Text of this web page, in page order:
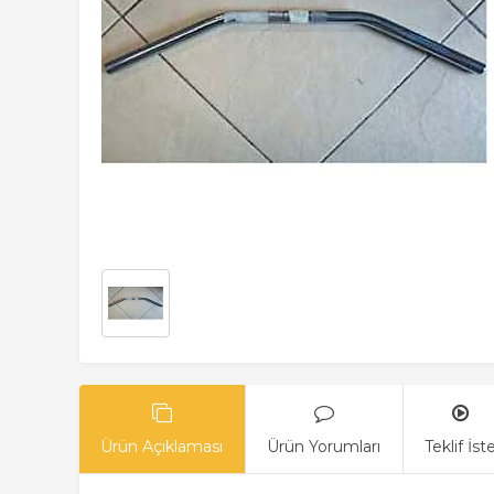
Ürün Açıklaması Ürün Yorumları Teklif